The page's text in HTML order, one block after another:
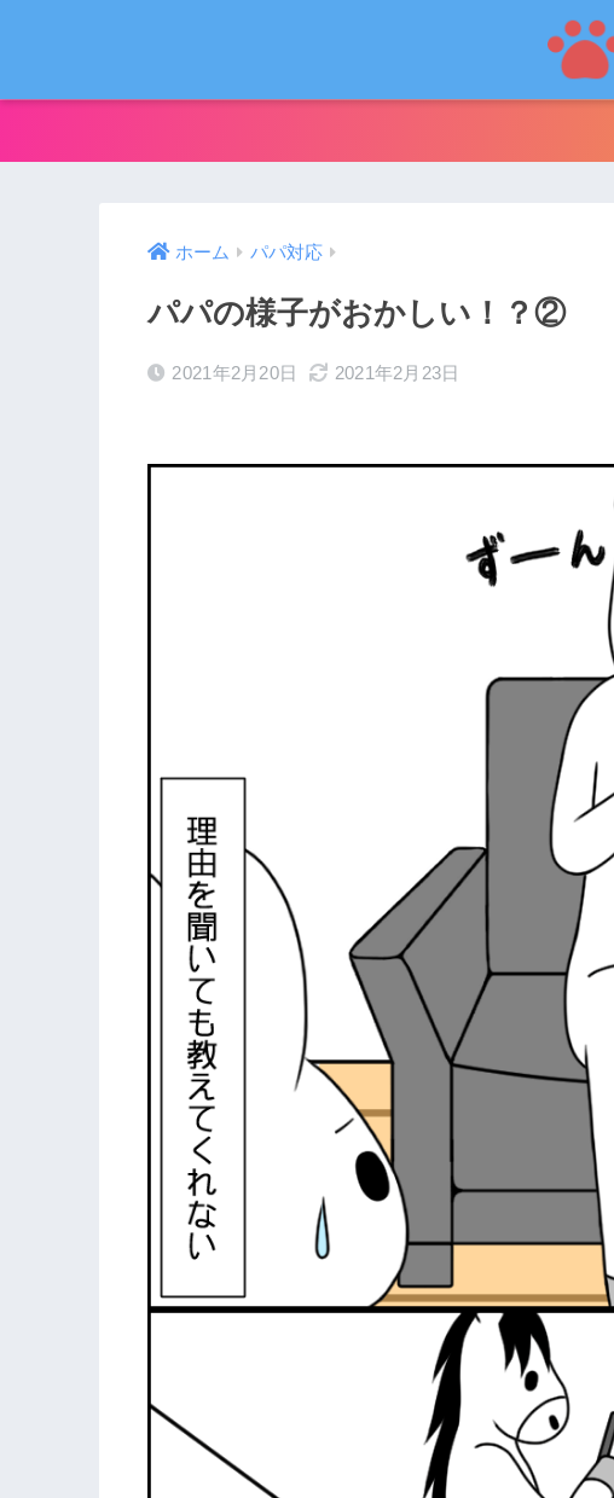
ホーム パパ対応
パパの様子がおかしい！？②
2021年2月20日 2021年2月23日